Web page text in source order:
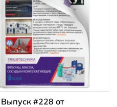
#228 от